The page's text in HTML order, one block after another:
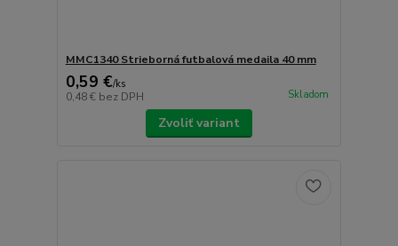
MMC1340 Strieborná futbalová medaila 40 mm
0,59 €/ks
0,48 € bez DPH Skladom
Zvoliť variant